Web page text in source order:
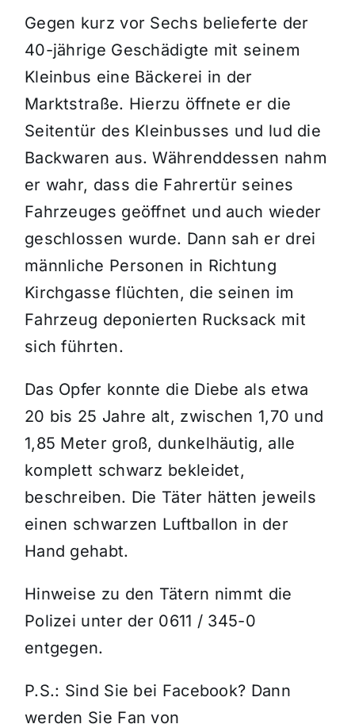
Gegen kurz vor Sechs belieferte der
40-jährige Geschädigte mit seinem
Kleinbus eine Bäckerei in der
Marktstraße. Hierzu öffnete er die
Seitentür des Kleinbusses und lud die
Backwaren aus. Währenddessen nahm
er wahr, dass die Fahrertür seines
Fahrzeuges geöffnet und auch wieder
geschlossen wurde. Dann sah er drei
männliche Personen in Richtung
Kirchgasse flüchten, die seinen im
Fahrzeug deponierten Rucksack mit
sich führten.
Das Opfer konnte die Diebe als etwa
20 bis 25 Jahre alt, zwischen 1,70 und
1,85 Meter groß, dunkelhäutig, alle
komplett schwarz bekleidet,
beschreiben. Die Täter hätten jeweils
einen schwarzen Luftballon in der
Hand gehabt.
Hinweise zu den Tätern nimmt die
Polizei unter der 0611 / 345-0
entgegen.
P.S.: Sind Sie bei Facebook? Dann
werden Sie Fan von